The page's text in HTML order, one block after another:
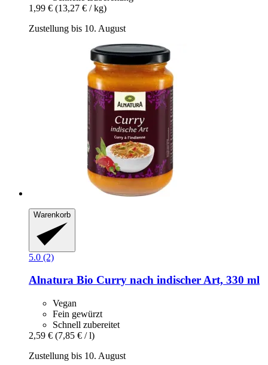
1,99 € (13,27 € / kg)
Zustellung bis 10. August
Warenkorb
5.0 (2)
Alnatura Bio Curry nach indischer Art, 330 ml
Vegan
Fein gewürzt
Schnell zubereitet
2,59 € (7,85 € / l)
Zustellung bis 10. August